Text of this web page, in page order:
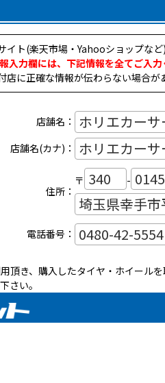
イト(楽天市場・Yahooショップな
入力欄には、下記情報を全てご入
に正確な情報が伝わらない場合が
店舗名：
店舗名(カナ)：
住所：
〒 -
電話番号：
頂き、購入したタイヤ・ホイール
さい。